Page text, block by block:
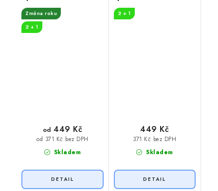
unlocked
Změna roku
2 + 1
Skladem
od 371 Kč bez DPH
od 449 Kč
2 + 1
Skladem
371 Kč bez DPH
449 Kč